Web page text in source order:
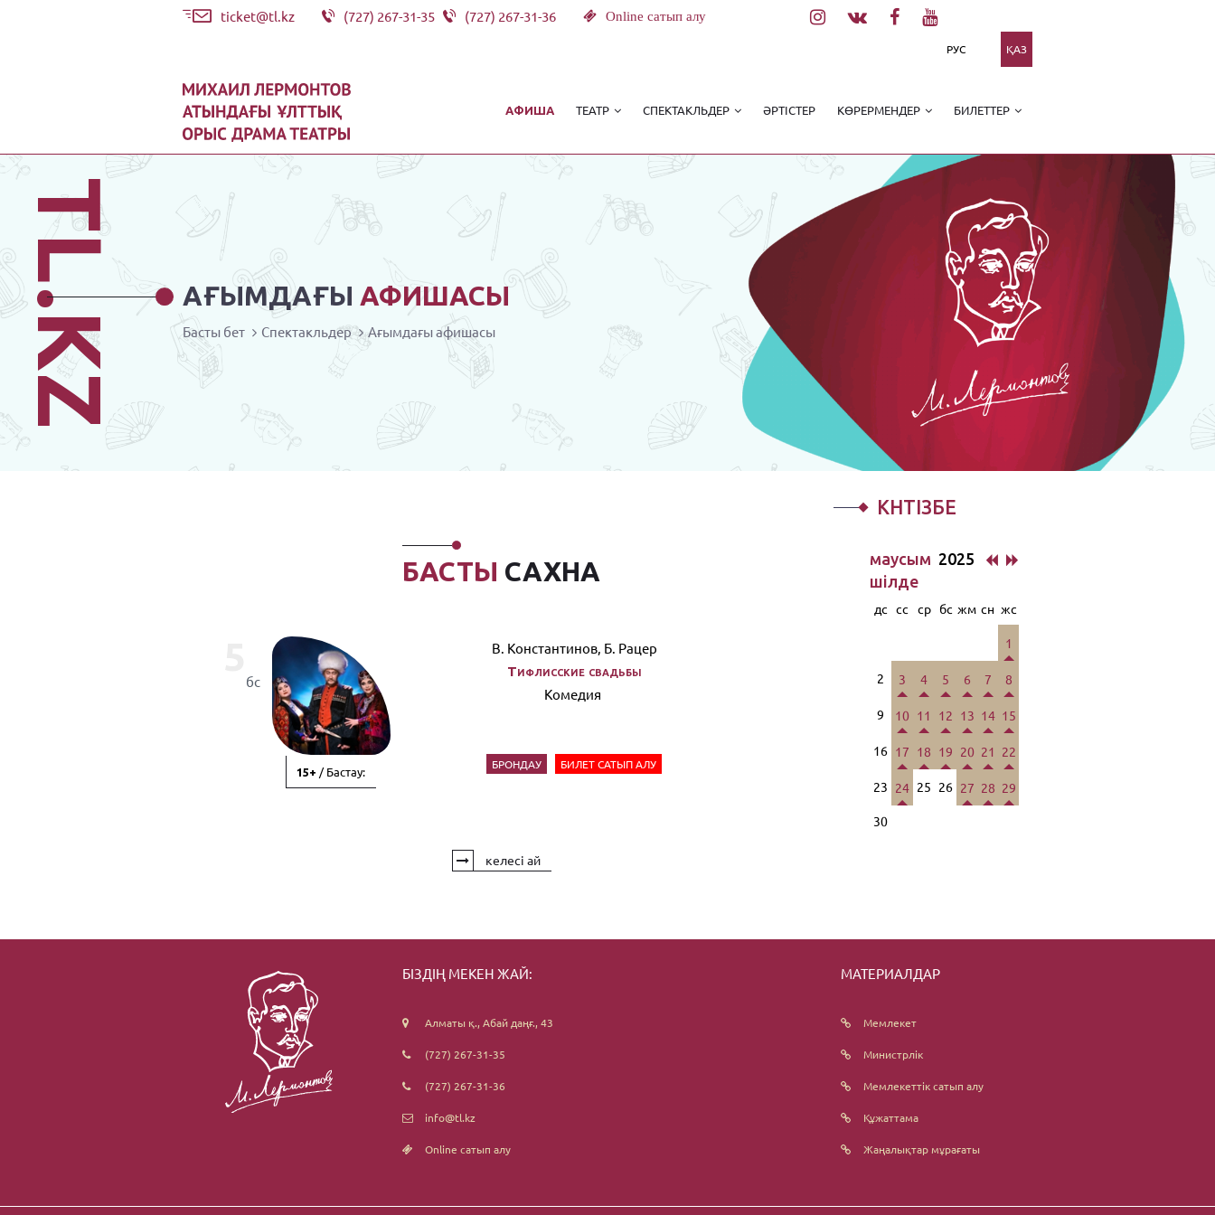
ticket@tl.kz (727) 267-31-35 (727) 267-31-36 Online сатып алу
РУС ҚАЗ
АФИША ТЕАТР СПЕКТАКЛЬДЕР ӘРТІСТЕР КӨРЕРМЕНДЕР БИЛЕТТЕР
АҒЫМДАҒЫ АФИШАСЫ
TL.KZ Басты бет Спектакльдер Ағымдағы афишасы
БАСТЫ САХНА
бс
15+ / Бастау:
В. Константинов, Б. Рацер
Тифлисские свадьбы
Комедия
БРОНДАУ БИЛЕТ САТЫП АЛУ
келесі ай
КҮНТІЗБЕ
маусым 2025
шiлде
дс сс ср бс жм сн жс
1
2 3 4 5 6 7 8
9 10 11 12 13 14 15
16 17 18 19 20 21 22
23 24 25 26 27 28 29
30
БІЗДІҢ МЕКЕН ЖАЙ:
Алматы қ., Абай даңғ., 43
(727) 267-31-35
(727) 267-31-36
info@tl.kz
Online сатып алу
МАТЕРИАЛДАР
Мемлекет
Министрлік
Мемлекеттік сатып алу
Құжаттама
Жаңалықтар мұрағаты